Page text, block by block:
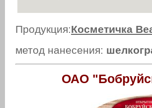
Продукция:Косметичка
метод нанесения:
ОАО